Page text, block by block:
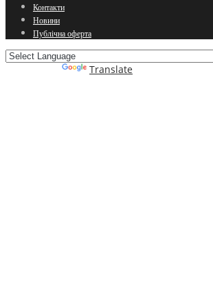
Контакти
Новини
Публічна оферта
Translate